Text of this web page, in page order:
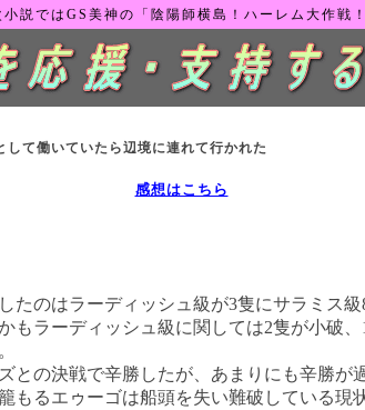
説ではGS美神の「陰陽師横島！ハーレム大作戦
して働いていたら辺境に連れて行かれた
感想はこちら
たのはラーディッシュ級が3隻にサラミス
もラーディッシュ級に関しては2隻が小破
の決戦で辛勝したが、あまりにも辛勝が
もるエゥーゴは船頭を失い難破している現